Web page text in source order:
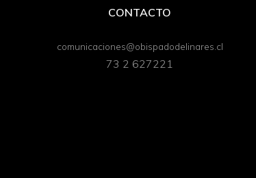
CONTACTO
comunicaciones@obispadodelinares.cl
73 2 627221